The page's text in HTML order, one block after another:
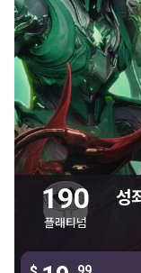
190
플래티넘
성
성좌들
시